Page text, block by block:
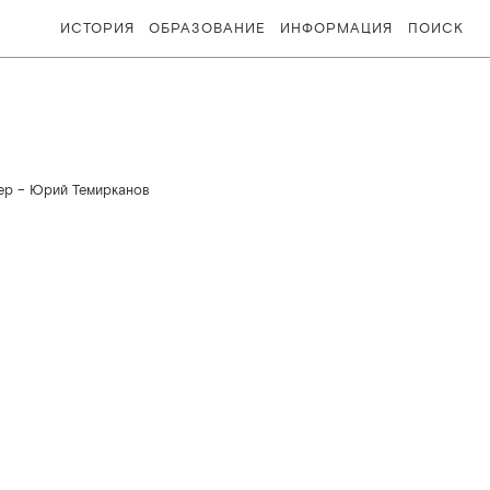
ИСТОРИЯ ОБРАЗОВАНИЕ ИНФОРМАЦИЯ ПОИСК